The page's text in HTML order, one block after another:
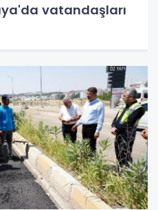
vatandaşları